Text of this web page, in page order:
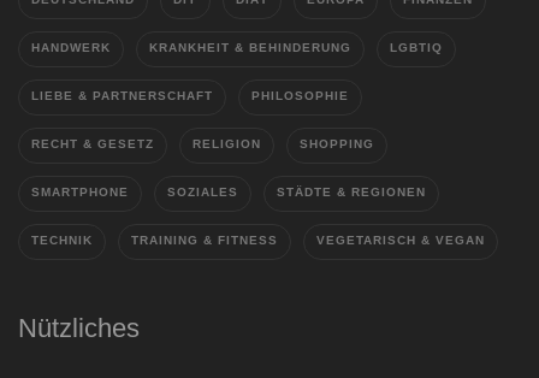
HANDWERK KRANKHEIT & BEHINDERUNG LGBTIQ
LIEBE & PARTNERSCHAFT PHILOSOPHIE
RECHT & GESETZ RELIGION SHOPPING
SMARTPHONE SOZIALES STÄDTE & REGIONEN
TECHNIK TRAINING & FITNESS VEGETARISCH & VEGAN
Nützliches